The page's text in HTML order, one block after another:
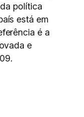
política
está em
é a
e